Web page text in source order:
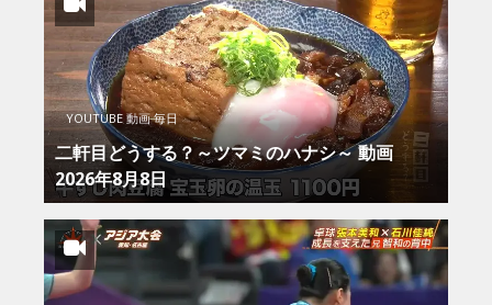
YOUTUBE 動画 毎日
二軒目どうする？～ツマミのハナシ～ 動画
2026年8月8日